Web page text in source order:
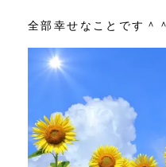
全部幸せなことです＾＾